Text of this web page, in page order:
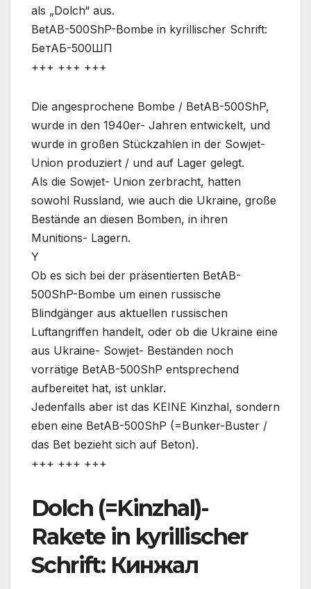
als „Dolch“ aus.
BetAB-500ShP-Bombe in kyrillischer Schrift:
БетАБ-500ШП
+++ +++ +++
Die angesprochene Bombe / BetAB-500ShP,
wurde in den 1940er- Jahren entwickelt, und
wurde in großen Stückzahlen in der Sowjet-
Union produziert / und auf Lager gelegt.
Als die Sowjet- Union zerbracht, hatten
sowohl Russland, wie auch die Ukraine, große
Bestände an diesen Bomben, in ihren
Munitions- Lagern.
Y
Ob es sich bei der präsentierten BetAB-
500ShP-Bombe um einen russische
Blindgänger aus aktuellen russischen
Luftangriffen handelt, oder ob die Ukraine eine
aus Ukraine- Sowjet- Beständen noch
vorrätige BetAB-500ShP entsprechend
aufbereitet hat, ist unklar.
Jedenfalls aber ist das KEINE Kinzhal, sondern
eben eine BetAB-500ShP (=Bunker-Buster /
das Bet bezieht sich auf Beton).
+++ +++ +++
Dolch (=Kinzhal)-
Rakete in kyrillischer
Schrift: Кинжал